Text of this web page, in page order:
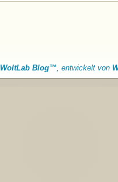
WoltLab Blog™, entwickelt von